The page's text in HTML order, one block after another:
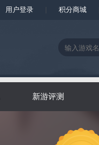
用户登录 积分商城
新游评测